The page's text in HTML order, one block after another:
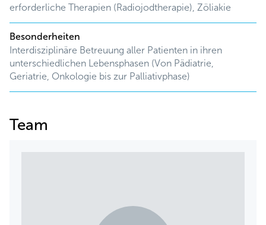
erforderliche Therapien (Radiojodtherapie), Zöliakie
Besonderheiten
Interdisziplinäre Betreuung aller Patienten in ihren
unterschiedlichen Lebensphasen (Von Pädiatrie,
Geriatrie, Onkologie bis zur Palliativphase)
Team